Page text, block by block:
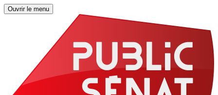
Ouvrir le menu